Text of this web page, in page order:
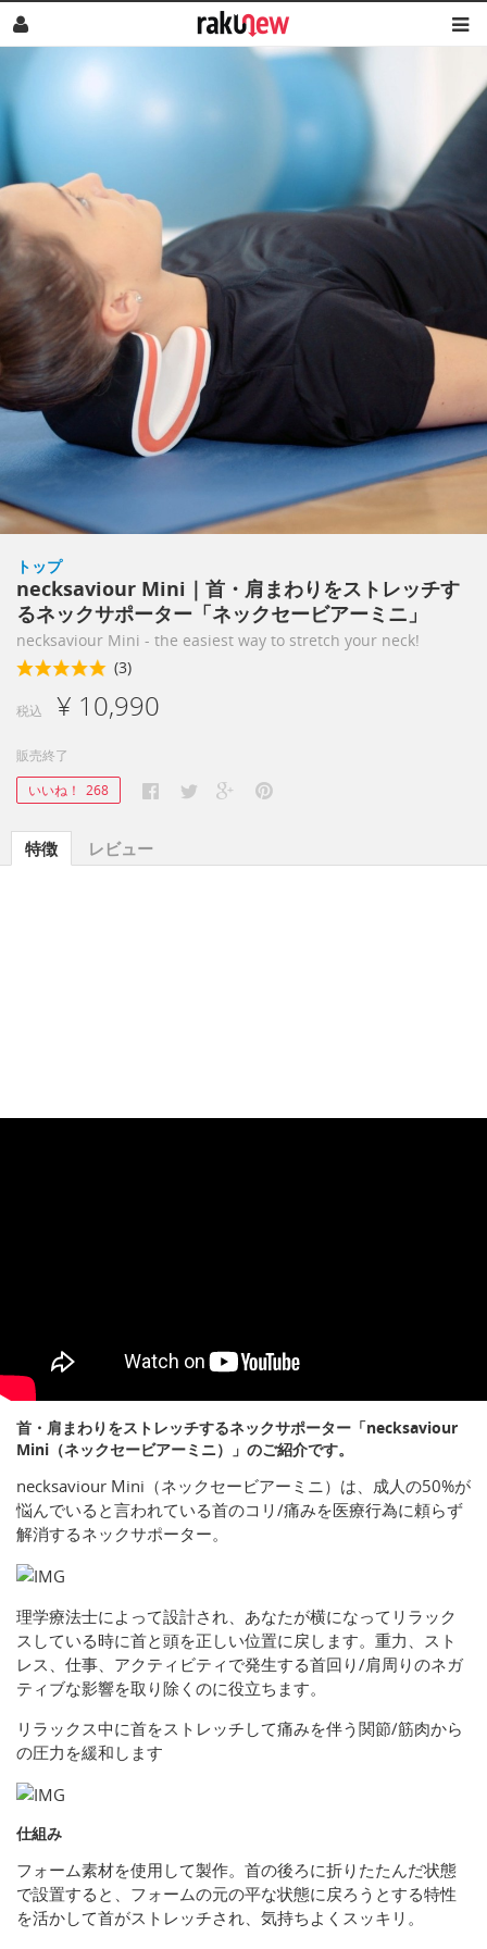
トップ
necksaviour Mini｜首・肩まわりをストレッチす
るネックサポーター「ネックセービアーミニ」
necksaviour Mini - the easiest way to stretch your neck!
(3)
税込 ¥ 10,990
販売終了
いいね！ 268
特徴 レビュー
首・肩まわりをストレッチするネックサポーター「necksaviour
Mini（ネックセービアーミニ）」のご紹介です。
necksaviour Mini（ネックセービアーミニ）は、成人の50%が
悩んでいると言われている首のコリ/痛みを医療行為に頼らず
解消するネックサポーター。
理学療法士によって設計され、あなたが横になってリラック
スしている時に首と頭を正しい位置に戻します。重力、スト
レス、仕事、アクティビティで発生する首回り/肩周りのネガ
ティブな影響を取り除くのに役立ちます。
リラックス中に首をストレッチして痛みを伴う関節/筋肉から
の圧力を緩和します
仕組み
フォーム素材を使用して製作。首の後ろに折りたたんだ状態
で設置すると、フォームの元の平な状態に戻ろうとする特性
を活かして首がストレッチされ、気持ちよくスッキリ。